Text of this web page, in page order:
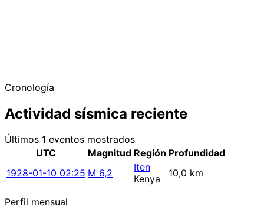
Cronología
Actividad sísmica reciente
Últimos 1 eventos mostrados
UTC
Magnitud Región Profundidad
1928-01-10 02:25 M 6,2
Iten
Kenya
10,0 km
Perfil mensual